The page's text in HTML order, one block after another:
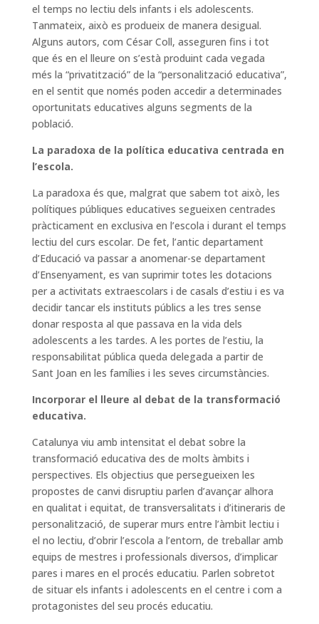
el temps no lectiu dels infants i els adolescents.
Tanmateix, això es produeix de manera desigual.
Alguns autors, com César Coll, asseguren fins i tot
que és en el lleure on s’està produint cada vegada
més la “privatització” de la “personalització educativa”,
en el sentit que només poden accedir a determinades
oportunitats educatives alguns segments de la
població.
La paradoxa de la política educativa centrada en
l’escola.
La paradoxa és que, malgrat que sabem tot això, les
polítiques públiques educatives segueixen centrades
pràcticament en exclusiva en l’escola i durant el temps
lectiu del curs escolar. De fet, l’antic departament
d’Educació va passar a anomenar-se departament
d’Ensenyament, es van suprimir totes les dotacions
per a activitats extraescolars i de casals d’estiu i es va
decidir tancar els instituts públics a les tres sense
donar resposta al que passava en la vida dels
adolescents a les tardes. A les portes de l’estiu, la
responsabilitat pública queda delegada a partir de
Sant Joan en les famílies i les seves circumstàncies.
Incorporar el lleure al debat de la transformació
educativa.
Catalunya viu amb intensitat el debat sobre la
transformació educativa des de molts àmbits i
perspectives. Els objectius que persegueixen les
propostes de canvi disruptiu parlen d’avançar alhora
en qualitat i equitat, de transversalitats i d’itineraris de
personalització, de superar murs entre l’àmbit lectiu i
el no lectiu, d’obrir l’escola a l’entorn, de treballar amb
equips de mestres i professionals diversos, d’implicar
pares i mares en el procés educatiu. Parlen sobretot
de situar els infants i adolescents en el centre i com a
protagonistes del seu procés educatiu.